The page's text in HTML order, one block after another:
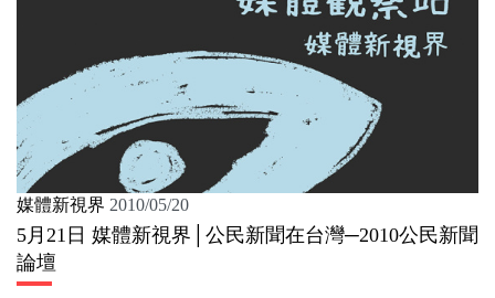
媒體新視界 2010/05/20
5月21日 媒體新視界│公民新聞在台灣─2010公民新聞
論壇